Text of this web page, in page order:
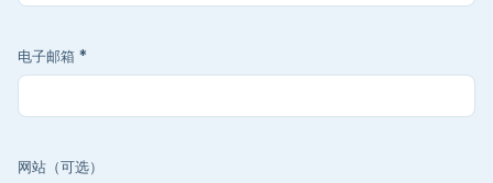
电子邮箱 *
网站（可选）